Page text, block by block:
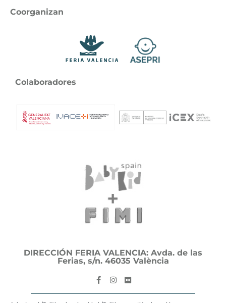
Coorganizan
Colaboradores
DIRECCIÓN FERIA VALENCIA: Avda. de las
Ferias, s/n. 46035 València